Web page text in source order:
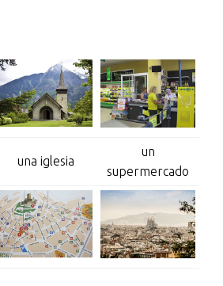
una iglesia
un
supermercado